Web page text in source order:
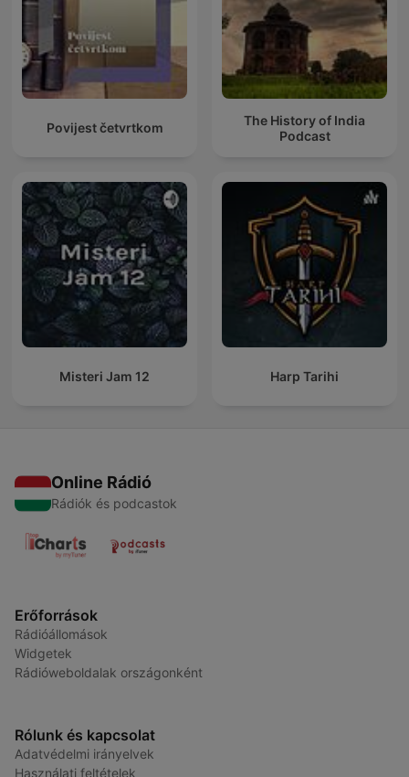
Povijest četvrtkom
The History of India
Podcast
Misteri Jam 12 Harp Tarihi
Online Rádió
Rádiók és podcastok
Erőforrások
Rádióállomások
Widgetek
Rádióweboldalak országonként
Rólunk és kapcsolat
Adatvédelmi irányelvek
Használati feltételek